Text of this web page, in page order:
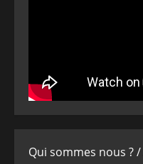
Qui sommes nous ? /